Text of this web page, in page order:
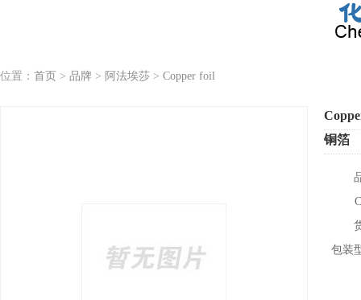
位置： 首页 > 品牌 > 阿法埃莎 > Copper foil
铜箔
包装